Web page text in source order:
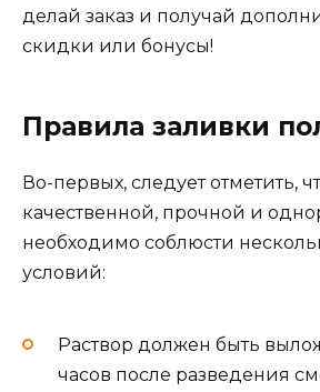
делай заказ и получай
скидки или бонусы!
Правила заливки
Во-первых, следует отметить,
качественной, прочной и
необходимо соблюсти
условий:
Раствор должен быть
часов после разведения